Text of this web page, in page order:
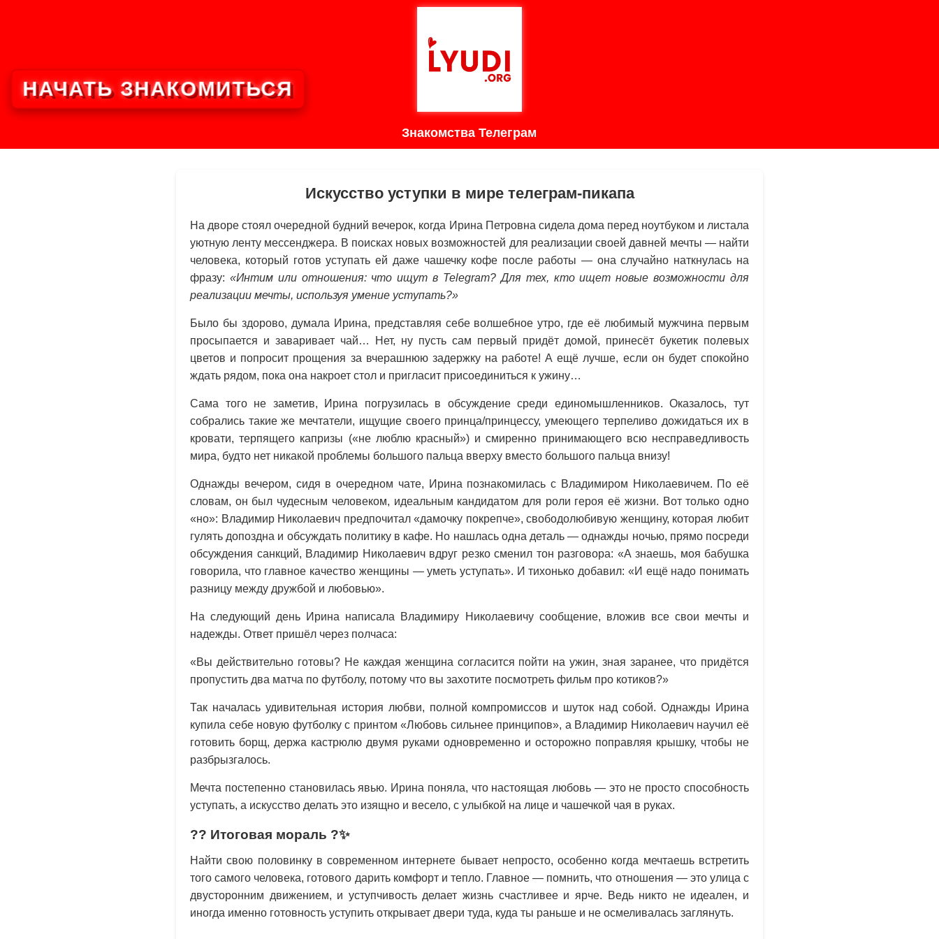
Знакомства Телеграм
Искусство уступки в мире телеграм-пикапа
На дворе стоял очередной будний вечерок, когда Ирина Петровна сидела дома перед ноутбуком и листала
уютную ленту мессенджера. В поисках новых возможностей для реализации своей давней мечты — найти
человека, который готов уступать ей даже чашечку кофе после работы — она случайно наткнулась на
фразу: «Интим или отношения: что ищут в Telegram? Для тех, кто ищет новые возможности для
реализации мечты, используя умение уступать?»
Было бы здорово, думала Ирина, представляя себе волшебное утро, где её любимый мужчина первым
просыпается и заваривает чай… Нет, ну пусть сам первый придёт домой, принесёт букетик полевых
цветов и попросит прощения за вчерашнюю задержку на работе! А ещё лучше, если он будет спокойно
ждать рядом, пока она накроет стол и пригласит присоединиться к ужину…
Сама того не заметив, Ирина погрузилась в обсуждение среди единомышленников. Оказалось, тут
собрались такие же мечтатели, ищущие своего принца/принцессу, умеющего терпеливо дожидаться их в
кровати, терпящего капризы («не люблю красный») и смиренно принимающего всю несправедливость
мира, будто нет никакой проблемы большого пальца вверху вместо большого пальца внизу!
Однажды вечером, сидя в очередном чате, Ирина познакомилась с Владимиром Николаевичем. По её
словам, он был чудесным человеком, идеальным кандидатом для роли героя её жизни. Вот только одно
«но»: Владимир Николаевич предпочитал «дамочку покрепче», свободолюбивую женщину, которая любит
гулять допоздна и обсуждать политику в кафе. Но нашлась одна деталь — однажды ночью, прямо посреди
обсуждения санкций, Владимир Николаевич вдруг резко сменил тон разговора: «А знаешь, моя бабушка
говорила, что главное качество женщины — уметь уступать». И тихонько добавил: «И ещё надо понимать
разницу между дружбой и любовью».
На следующий день Ирина написала Владимиру Николаевичу сообщение, вложив все свои мечты и
надежды. Ответ пришёл через полчаса:
«Вы действительно готовы? Не каждая женщина согласится пойти на ужин, зная заранее, что придётся
пропустить два матча по футболу, потому что вы захотите посмотреть фильм про котиков?»
Так началась удивительная история любви, полной компромиссов и шуток над собой. Однажды Ирина
купила себе новую футболку с принтом «Любовь сильнее принципов», а Владимир Николаевич научил её
готовить борщ, держа кастрюлю двумя руками одновременно и осторожно поправляя крышку, чтобы не
разбрызгалось.
Мечта постепенно становилась явью. Ирина поняла, что настоящая любовь — это не просто способность
уступать, а искусство делать это изящно и весело, с улыбкой на лице и чашечкой чая в руках.
??️ Итоговая мораль ?✨
Найти свою половинку в современном интернете бывает непросто, особенно когда мечтаешь встретить
того самого человека, готового дарить комфорт и тепло. Главное — помнить, что отношения — это улица с
двусторонним движением, и уступчивость делает жизнь счастливее и ярче. Ведь никто не идеален, и
иногда именно готовность уступить открывает двери туда, куда ты раньше и не осмеливалась заглянуть.
НАЧАТЬ ЗНАКОМИТЬСЯ